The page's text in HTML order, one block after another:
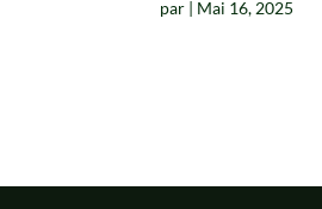
par | Mai 16, 2025